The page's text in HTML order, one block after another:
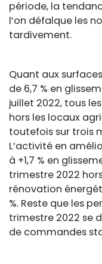
période, la
l’on défalque les
tardivement.
Quant aux
de 6,7 % en
juillet 2022, tous
hors les locaux
toutefois sur trois
L’activité en
à +1,7 % en
trimestre 2022
rénovation
%. Reste que les
trimestre 2022 se
de commandes